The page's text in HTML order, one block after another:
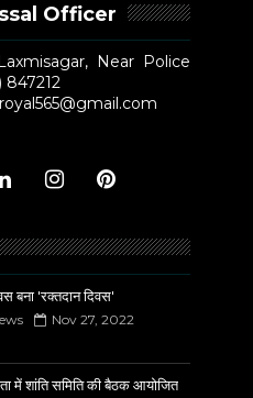
Officer
Near Police
847212
बना 'रक्तदान दिवस'
Nov 27, 2022
में शांति समिति की बैठक आयोजित